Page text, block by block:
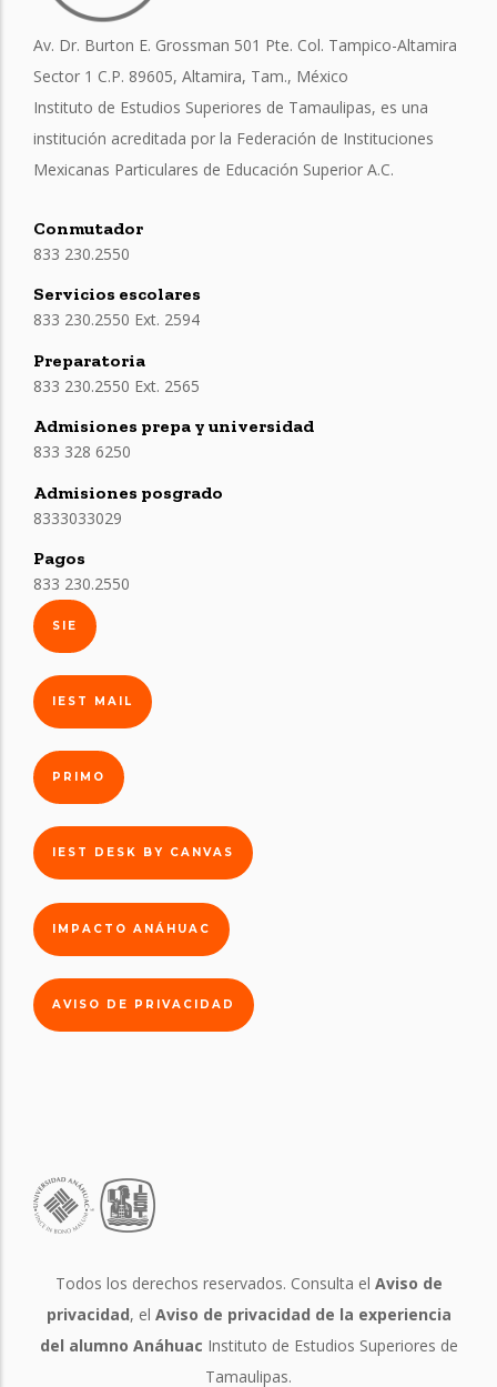
Av. Dr. Burton E. Grossman 501 Pte. Col. Tampico-Altamira
Sector 1 C.P. 89605, Altamira, Tam., México
Instituto de Estudios Superiores de Tamaulipas, es una
institución acreditada por la Federación de Instituciones
Mexicanas Particulares de Educación Superior A.C.
Conmutador
833 230.2550
Servicios escolares
833 230.2550 Ext. 2594
Preparatoria
833 230.2550 Ext. 2565
Admisiones prepa y universidad
833 328 6250
Admisiones posgrado
8333033029
Pagos
833 230.2550
SIE
IEST MAIL
PRIMO
IEST DESK BY CANVAS
IMPACTO ANÁHUAC
AVISO DE PRIVACIDAD
Todos los derechos reservados. Consulta el Aviso de
privacidad, el Aviso de privacidad de la experiencia
del alumno Anáhuac Instituto de Estudios Superiores de
Tamaulipas.